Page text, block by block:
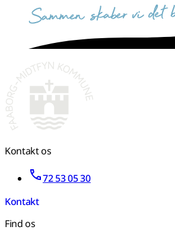
sammen skaber vi det bedste sted
Kontakt os
72 53 05 30
Kontakt
Find os